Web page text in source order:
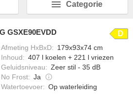
zit? Kies dan voor een
Verder heb je met een
Categorie
GSXE90EVDD D
Afmeting HxBxD: 179x93x74 cm
Inhoud: 407 l koelen + 221 l vriezen
Geluidsniveau: Zeer stil - 35 dB
No Frost: Ja
Watertoevoer: Op waterleiding